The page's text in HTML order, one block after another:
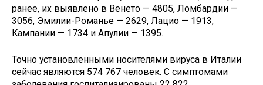
ранее, их выявлено в Венето — 4805, Ломбардии —
3056, Эмилии-Романье — 2629, Лацио — 1913,
Кампании — 1734 и Апулии — 1395.
Точно установленными носителями вируса в Италии
сейчас являются 574 767 человек. С симптомами